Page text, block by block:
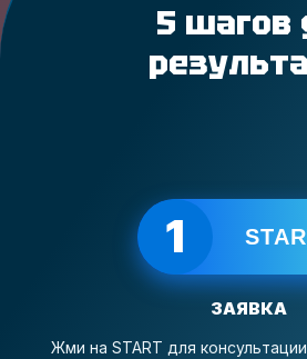
5 шагов
1
ЗАЯВКА
Жми на START для